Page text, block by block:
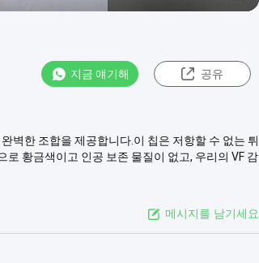
지금 얘기해 공유
벽한 조합을 제공합니다.이 칩은 저항할 수 없는 튀
황금색이고 인공 보존 물질이 없고, 우리의 VF 감
메시지를 남기세요